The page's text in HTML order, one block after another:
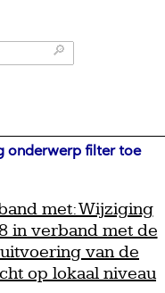
🔎
onderwerp filter toe
met: Wijziging
in verband met de
van de
op lokaal niveau